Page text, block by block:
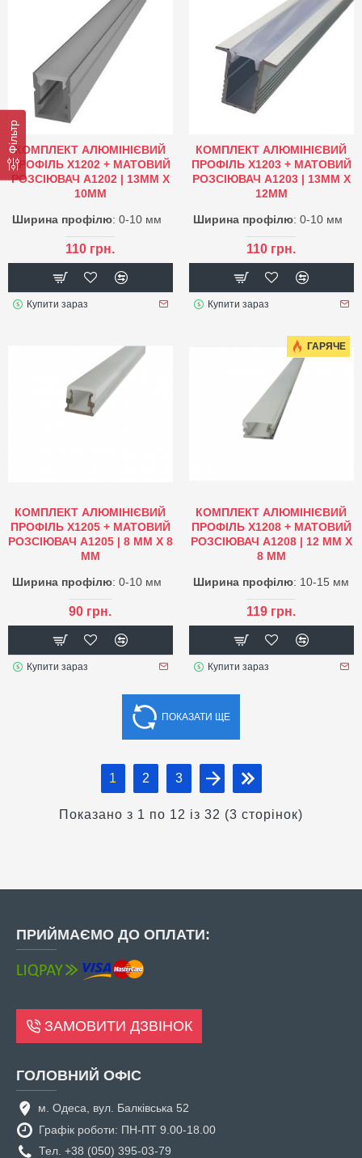
КОМПЛЕКТ АЛЮМІНІЄВИЙ
ПРОФІЛЬ X1202 + МАТОВИЙ
РОЗСІЮВАЧ A1202 | 13ММ Х
10ММ
Ширина профілю: 0-10 мм
110 грн.
Купити зараз
КОМПЛЕКТ АЛЮМІНІЄВИЙ
ПРОФІЛЬ X1203 + МАТОВИЙ
РОЗСІЮВАЧ A1203 | 13ММ Х
12ММ
Ширина профілю: 0-10 мм
110 грн.
Купити зараз
КОМПЛЕКТ АЛЮМІНІЄВИЙ
ПРОФІЛЬ X1205 + МАТОВИЙ
РОЗСІЮВАЧ A1205 | 8 ММ Х 8
ММ
Ширина профілю: 0-10 мм
90 грн.
Купити зараз
ГАРЯЧЕ
КОМПЛЕКТ АЛЮМІНІЄВИЙ
ПРОФІЛЬ X1208 + МАТОВИЙ
РОЗСІЮВАЧ A1208 | 12 ММ Х
8 ММ
Ширина профілю: 10-15 мм
119 грн.
Купити зараз
ПОКАЗАТИ ЩЕ
1 2 3
Показано з 1 по 12 із 32 (3 сторінок)
Фільтр
ПРИЙМАЄМО ДО ОПЛАТИ:
ЗАМОВИТИ ДЗВІНОК
ГОЛОВНИЙ ОФІС
м. Одеса, вул. Балківська 52
Графік роботи: ПН-ПТ 9.00-18.00
Тел. +38 (050) 395-03-79